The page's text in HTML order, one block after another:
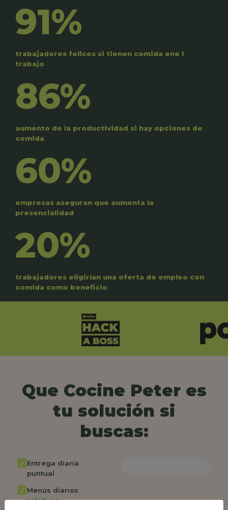
91%
trabajadores felices si tienen comida ene l
trabajo
86%
aumento de la productividad si hay opciones de
comida
60%
empresas aseguran que aumenta la
presencialidad
20%
trabajadores eligirían una oferta de empleo con
comida como beneficio
Que Cocine Peter es
tu solución si
buscas:
Entrega diaria
puntual
Menús diarios
rotativos